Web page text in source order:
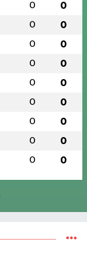
0 0
0 0
0 0
0 0
0 0
0 0
0 0
0 0
0 0